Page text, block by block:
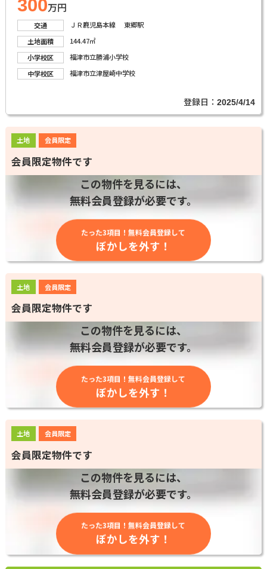
300万円
交通
ＪＲ鹿児島本線 東郷駅
土地面積
144.47㎡
小学校区
福津市立勝浦小学校
中学校区
福津市立津屋崎中学校
登録日：2025/4/14
土地 会員限定
会員限定物件です
この物件を見るには、
無料会員登録が必要です。
たった3項目！無料会員登録して
ぼかしを外す！
土地 会員限定
会員限定物件です
この物件を見るには、
無料会員登録が必要です。
たった3項目！無料会員登録して
ぼかしを外す！
土地 会員限定
会員限定物件です
この物件を見るには、
無料会員登録が必要です。
たった3項目！無料会員登録して
ぼかしを外す！